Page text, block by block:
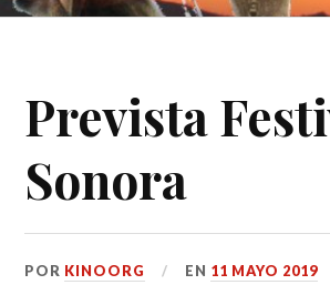
Prevista
Sonora
POR KINOORG EN 11 MAYO 2019